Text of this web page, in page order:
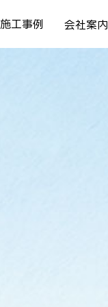
施工事例 会社案内